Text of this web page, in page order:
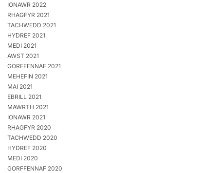
IONAWR 2022
RHAGFYR 2021
TACHWEDD 2021
HYDREF 2021
MEDI 2021
AWST 2021
GORFFENNAF 2021
MEHEFIN 2021
MAI 2021
EBRILL 2021
MAWRTH 2021
IONAWR 2021
RHAGFYR 2020
TACHWEDD 2020
HYDREF 2020
MEDI 2020
GORFFENNAF 2020